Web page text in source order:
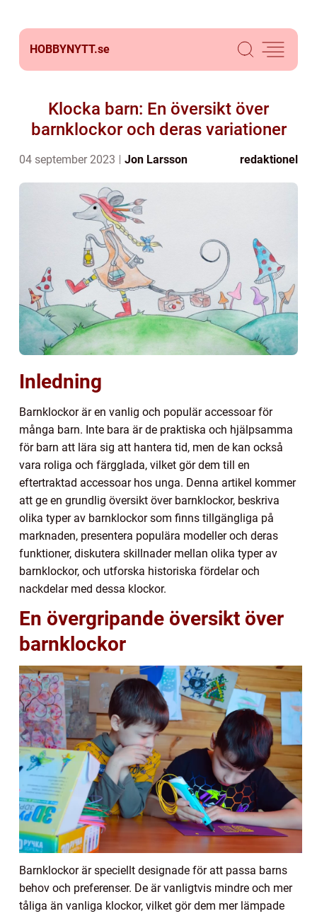
HOBBYNYTT.se
Klocka barn: En översikt över
barnklockor och deras variationer
04 september 2023 Jon Larsson redaktionel
Inledning
Barnklockor är en vanlig och populär accessoar för
många barn. Inte bara är de praktiska och hjälpsamma
för barn att lära sig att hantera tid, men de kan också
vara roliga och färgglada, vilket gör dem till en
eftertraktad accessoar hos unga. Denna artikel kommer
att ge en grundlig översikt över barnklockor, beskriva
olika typer av barnklockor som finns tillgängliga på
marknaden, presentera populära modeller och deras
funktioner, diskutera skillnader mellan olika typer av
barnklockor, och utforska historiska fördelar och
nackdelar med dessa klockor.
En övergripande översikt över
barnklockor
Barnklockor är speciellt designade för att passa barns
behov och preferenser. De är vanligtvis mindre och mer
tåliga än vanliga klockor, vilket gör dem mer lämpade